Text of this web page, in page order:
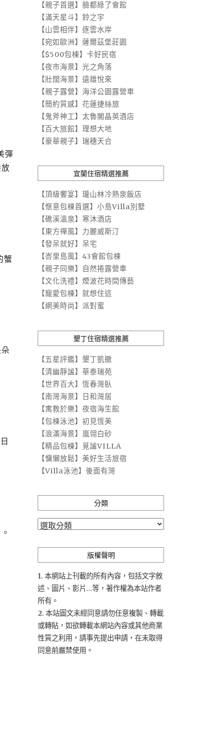
彈
蟹
【親子首選】臉都綠了會館
【滿天星斗】鈴之宇
【山雲相伴】逐雲水岸
【宛如歐洲】薩爾茲堡莊園
【$500包棟】卡好民宿
【夜市海景】光之角落
【壯闊海景】遠雄悅來
【親子露營】海洋公園露營車
【簡約質感】花蓮捷絲旅
【鬼斧神工】太魯閣晶英酒店
【百大旅館】理想大地
【豪華親子】瑞穗天合
宜蘭住宿精選推薦
【頂級饗宴】瓏山林冷熱泉飯店
【愜意包棟首選】小島Villa別墅
【礁溪溫泉】寒沐酒店
【東方禪風】力麗威斯汀
【發呆就好】呆宅
【峇里島風】43會館包棟
【親子同樂】自然捲露營車
【文化洗禮】煙波花時間傳藝
【寵愛包棟】就想住這
【網美時尚】派對蜜
墾丁住宿精選推薦
【五星評鑑】墾丁凱撒
【清幽靜謐】華泰瑞苑
【世界百大】恆春灣臥
【南灣海景】日和灣居
【寓教於樂】夜宿海生館
【包棟泳池】初見恆美
【浪滿海景】嵐翎白砂
【精品包棟】覓謐VILLA
【慵懶放鬆】美好生活旅宿
【Villa泳池】後面有灣
分類
分
版權聲明
1. 本網站上刊載的所有內容，包括文字敘
述、圖片、影片...等，著作權為本站作者
所有。
2. 本站圖文未經同意請勿任意複製、轉載
或轉貼，如欲轉載本網站內容或其他商業
性質之利用，請事先提出申請，在未取得
同意前嚴禁使用。